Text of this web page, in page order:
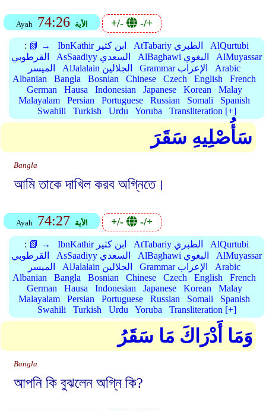
Ayah 74:26 الأية +/- -/+
: 📗 → IbnKathir ابن كثير AtTabariy الطبري
AlQurtubi
القرطوبي
AsSaadiyy السعدي AlBaghawi البغوي
AlMuyassar
الميسر
AlJalalain الجلالين Grammar الإعراب
Arabic
Albanian
Bangla Bosnian Chinese Czech English
French
German
Hausa Indonesian Japanese Korean
Malay
Malayalam
Persian Portuguese Russian Somali
Spanish
Swahili
Turkish Urdu Yoruba Transliteration [+]
سَأُصْلِيهِ سَقَرَ
Bangla
আমি তাকে দাখিল করব অগ্নিতে।
Ayah 74:27 الأية +/- -/+
: 📗 → IbnKathir ابن كثير AtTabariy الطبري
AlQurtubi
القرطوبي
AsSaadiyy السعدي AlBaghawi البغوي
AlMuyassar
الميسر
AlJalalain الجلالين Grammar الإعراب
Arabic
Albanian
Bangla Bosnian Chinese Czech English
French
German
Hausa Indonesian Japanese Korean
Malay
Malayalam
Persian Portuguese Russian Somali
Spanish
Swahili
Turkish Urdu Yoruba Transliteration [+]
وَمَا أَدْرَاكَ مَا سَقَرُ
Bangla
আপনি কি বুঝলেন অগ্নি কি?